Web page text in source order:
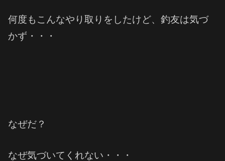
何度もこんなやり取りをしたけど、釣友は気づ
かず・・・
なぜだ？
なぜ気づいてくれない・・・